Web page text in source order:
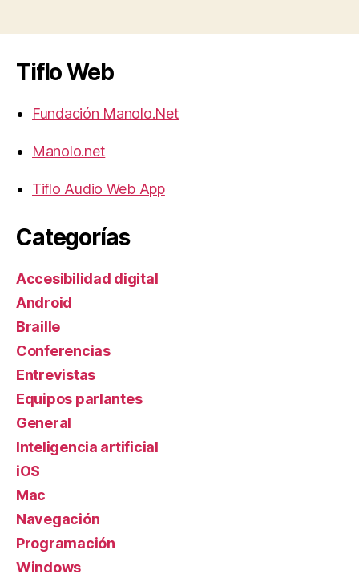
Tiflo Web
Fundación Manolo.Net
Manolo.net
Tiflo Audio Web App
Categorías
Accesibilidad digital
Android
Braille
Conferencias
Entrevistas
Equipos parlantes
General
Inteligencia artificial
iOS
Mac
Navegación
Programación
Windows